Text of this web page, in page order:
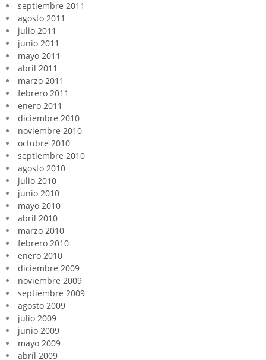
septiembre 2011
agosto 2011
julio 2011
junio 2011
mayo 2011
abril 2011
marzo 2011
febrero 2011
enero 2011
diciembre 2010
noviembre 2010
octubre 2010
septiembre 2010
agosto 2010
julio 2010
junio 2010
mayo 2010
abril 2010
marzo 2010
febrero 2010
enero 2010
diciembre 2009
noviembre 2009
septiembre 2009
agosto 2009
julio 2009
junio 2009
mayo 2009
abril 2009